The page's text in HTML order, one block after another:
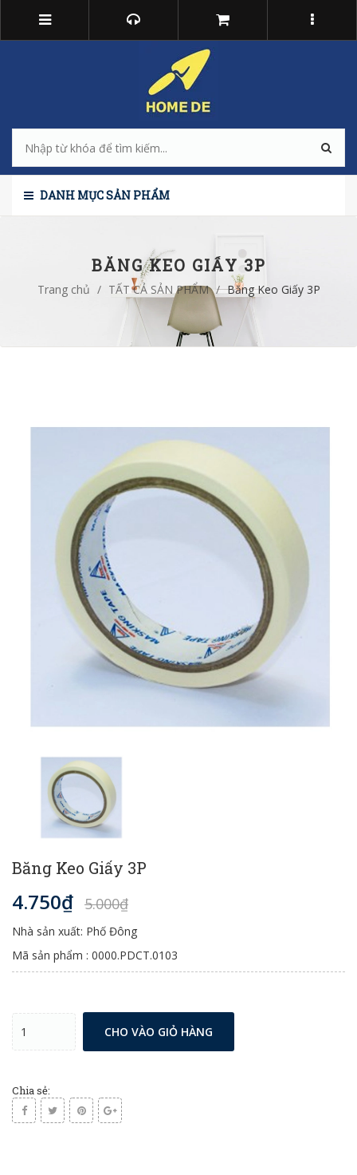
DANH MỤC SẢN PHẨM
BĂNG KEO GIẤY 3P
Trang chủ / TẤT CẢ SẢN PHẨM / Băng Keo Giấy 3P
Băng Keo Giấy 3P
4.750₫ 5.000₫
Nhà sản xuất: Phố Đông
Mã sản phẩm : 0000.PDCT.0103
CHO VÀO GIỎ HÀNG
Chia sẻ: